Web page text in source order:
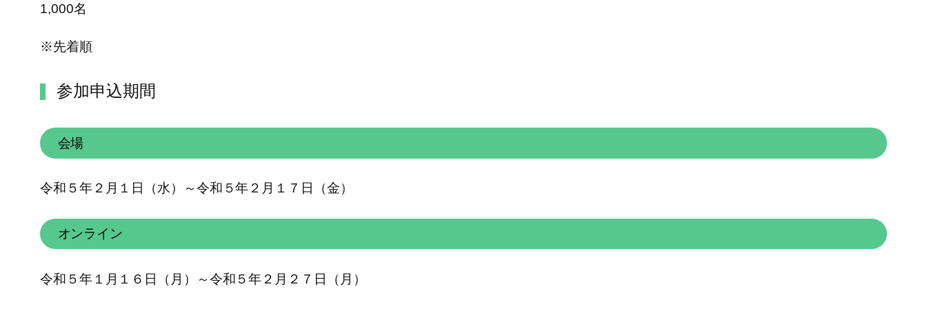
1,000名
※先着順
参加申込期間
会場
令和５年２月１日（水）～令和５年２月１７日（金）
オンライン
令和５年１月１６日（月）～令和５年２月２７日（月）